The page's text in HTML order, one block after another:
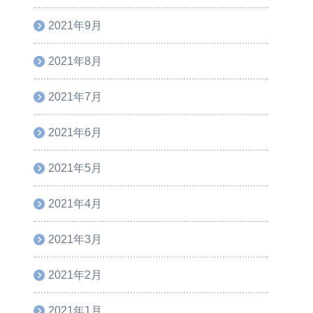
2021年9月
2021年8月
2021年7月
2021年6月
2021年5月
2021年4月
2021年3月
2021年2月